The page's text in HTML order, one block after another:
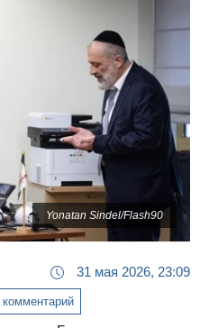
Yonatan Sindel/Flash90
31 мая 2026, 23:09